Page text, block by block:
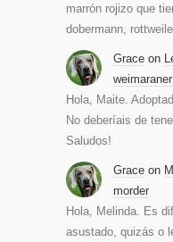
marrón rojizo que
dobermann,
Grace on
Hola, Maite.
No deberíais de
Saludos!
Grace on
morder
Hola, Melinda. Es
asustado, quizás o